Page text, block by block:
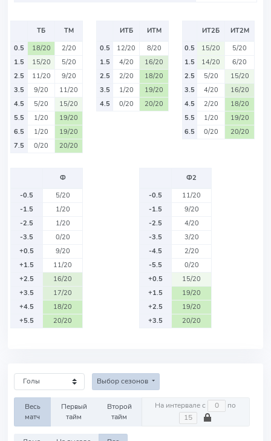
ТБ
ТМ
0.5
18/20
2/20
1.5
15/20
5/20
2.5
11/20
9/20
3.5
9/20
11/20
4.5
5/20
15/20
5.5
1/20
19/20
6.5
1/20
19/20
7.5
0/20 20/20
ИТБ
ИТМ
0.5
12/20
8/20
1.5
4/20
16/20
2.5
2/20
18/20
3.5
1/20
19/20
4.5
0/20 20/20
ИТ2Б
ИТ2М
0.5
15/20
5/20
1.5
14/20
6/20
2.5
5/20
15/20
3.5
4/20
16/20
4.5
2/20
18/20
5.5
1/20
19/20
6.5
0/20 20/20
Ф
-0.5
5/20
-1.5
1/20
-2.5
1/20
-3.5
0/20
+0.5
9/20
+1.5
11/20
+2.5
16/20
+3.5
17/20
+4.5
18/20
+5.5
20/20
Ф2
-0.5
11/20
-1.5
9/20
-2.5
4/20
-3.5
3/20
-4.5
2/20
-5.5
0/20
+0.5
15/20
+1.5
19/20
+2.5
19/20
+3.5
20/20
Выбор сезонов
Весь
матч
Первый
тайм
Второй
тайм
На интервале с по